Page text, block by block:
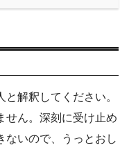
解釈してください。
せん。深刻に受け止め
ないので、うっとおし